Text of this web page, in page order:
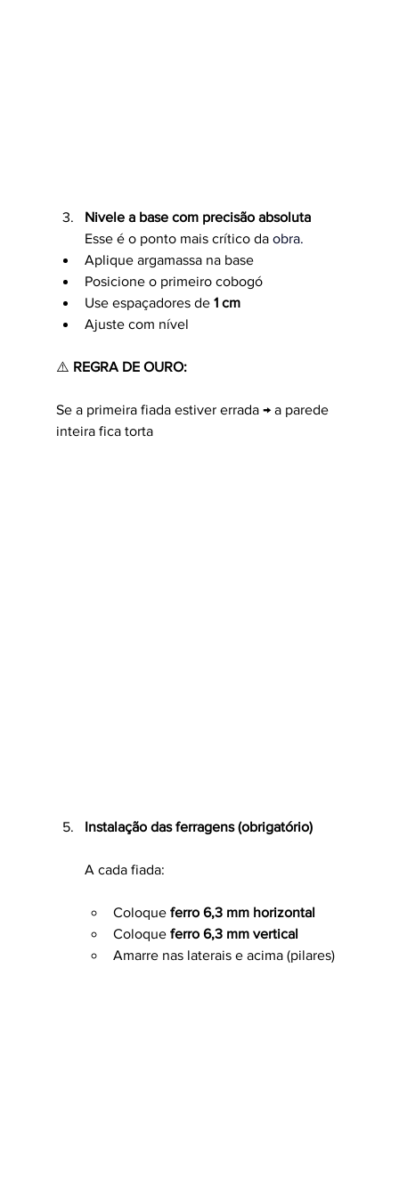
Nivele a base com precisão absoluta
Esse é o ponto mais crítico da obra.
Aplique argamassa na base
Posicione o primeiro cobogó
Use espaçadores de 1 cm
Ajuste com nível
⚠️ REGRA DE OURO:
Se a primeira fiada estiver errada → a parede
inteira fica torta
Instalação das ferragens (obrigatório)
A cada fiada:
Coloque ferro 6,3 mm horizontal
Coloque ferro 6,3 mm vertical
Amarre nas laterais e acima (pilares)